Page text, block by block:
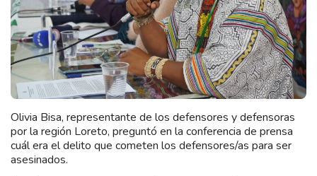
Olivia Bisa, representante de los defensores y defensoras
por la región Loreto, preguntó en la conferencia de prensa
cuál era el delito que cometen los defensores/as para ser
asesinados.